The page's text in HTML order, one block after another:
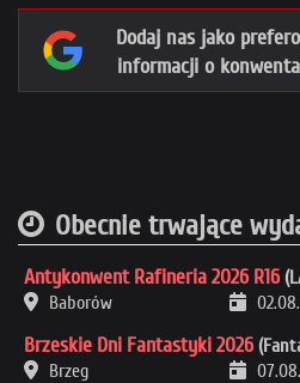
Dodaj nas jako
informacji o
Obecnie trwające
Antykonwent Rafineria 2026 R16
Baborów
Brzeskie Dni Fantastyki 2026
Brzeg